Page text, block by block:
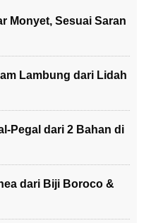
Monyet, Sesuai Saran
Lambung dari Lidah
Pegal dari 2 Bahan di
dari Biji Boroco &